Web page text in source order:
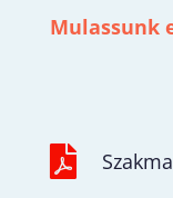
Mulassunk
